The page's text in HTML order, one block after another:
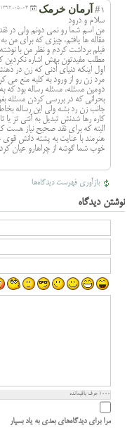
#1 آرمان خرمک 1392-05-04 12:49
سلام و درود
من اسم شما رو نمی دونم ولی در
مقاله ها یافتم، چیزی که برای من
فیلم برداشت کردم و نظر من با
مطلب مفیدتون بهش اشاره نکردین
اول اینکه دنیای ادنی که زن در
مرد زن رو از ورود به کلبه منع
دومین مسئله، مسئله رساله بود که
بحرانی که در بررسی کردن مسئله
جانب زن رد بشه ولی این رساله
کاره رها شدنش تبدیل به آنتی تز یا
البته که برای نقد صحیح نیاز هست
هنرمند با عنایت به پشته دانش
خوب شما گوشه از چراهارو عیان
بازآوری فهرست دیدگاه‌ها
نوشتن دیدگاه
1000 حرف باقیمانده
مرا برای دیدگاه‌های بعدی به یاد بسپار